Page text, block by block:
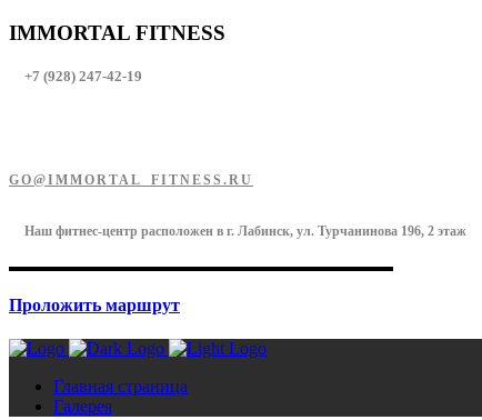
IMMORTAL FITNESS
+7 (928) 247-42-19
GO@IMMORTAL_FITNESS.RU
Наш фитнес-центр расположен в г. Лабинск, ул. Турчанинова 196, 2 этаж
Проложить маршрут
Главная страница
Галерея